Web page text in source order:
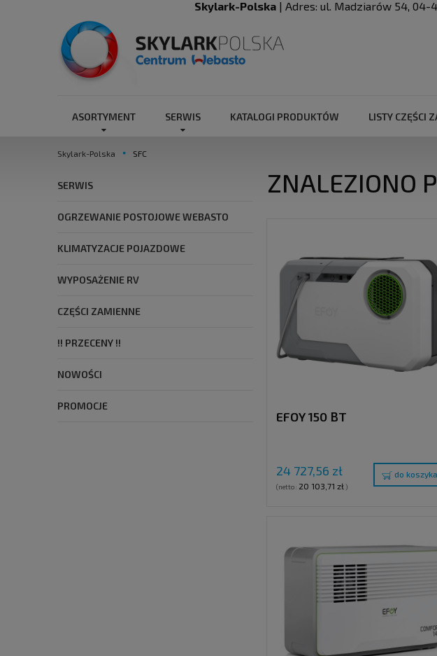
Skylark-Polska| Adres: ul. Madziarów 54, 04-
ASORTYMENT SERWIS KATALOGI PRODUKTÓW LISTY CZĘŚCI
Skylark-Polska SFC
SERWIS
OGRZEWANIE POSTOJOWE WEBASTO
KLIMATYZACJE POJAZDOWE
WYPOSAŻENIE RV
CZĘŚCI ZAMIENNE
!! PRZECENY !!
NOWOŚCI
PROMOCJE
ZNALEZIONO
EFOY 150 BT
24 727,56 zł
(netto: 20 103,71 zł)
do koszyka